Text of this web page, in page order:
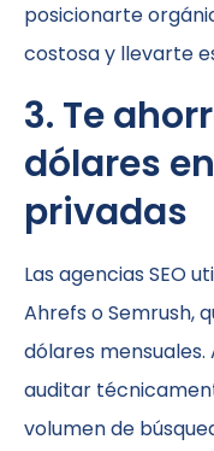
posicionarte
costosa y llevarte
3. Te
dólares
privadas
Las agencias SEO
Ahrefs o Semrush,
dólares
auditar
volumen de